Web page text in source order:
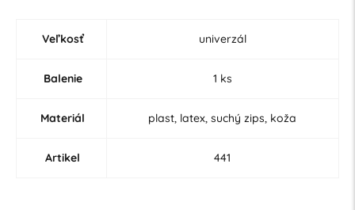
Veľkosť univerzál
Balenie 1 ks
Materiál plast, latex, suchý zips, koža
Artikel 441